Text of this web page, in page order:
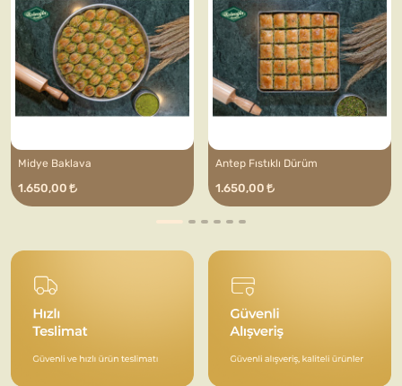
Midye Baklava
1.650,00
Antep Fıstıklı Dürüm
1.650,00